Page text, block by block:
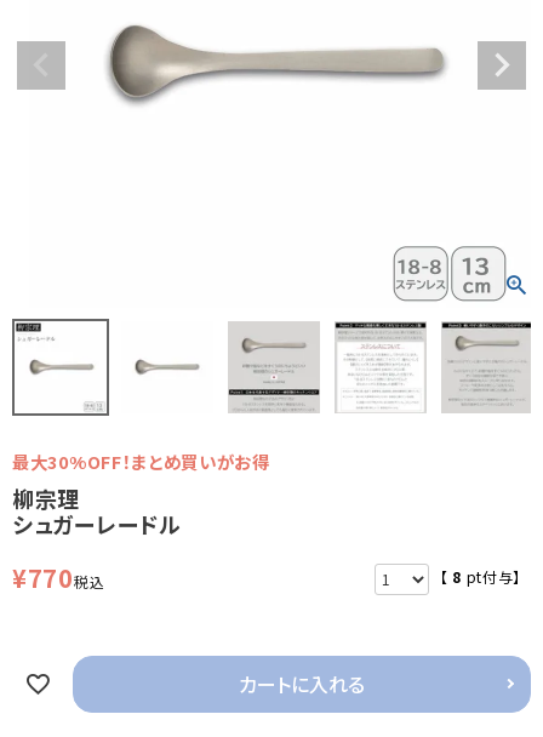
最大30%OFF！まとめ買いがお得
柳宗理
シュガーレードル
¥770税込 【 8 pt付与】
カートに入れる